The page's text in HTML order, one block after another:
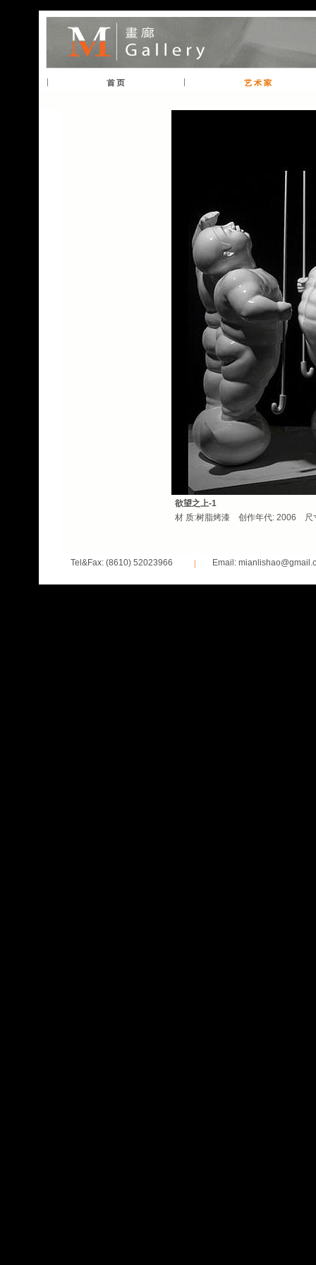
欲望之上-1
材 质:树脂烤漆 创作年代: 2006 尺
Tel&Fax: (8610) 52023966 Email: